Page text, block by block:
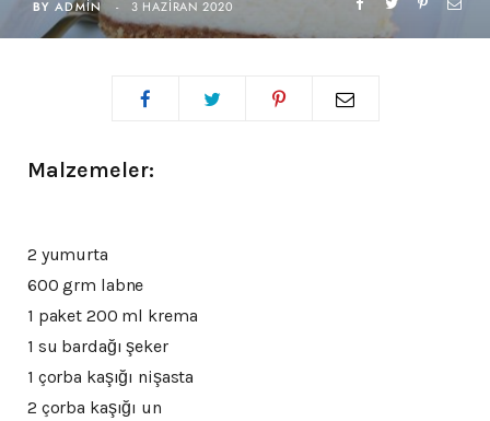
BY ADMIN 3 HAZIRAN 2020
Malzemeler:
2 yumurta
600 grm labne
1 paket 200 ml krema
1 su bardağı şeker
1 çorba kaşığı nişasta
2 çorba kaşığı un